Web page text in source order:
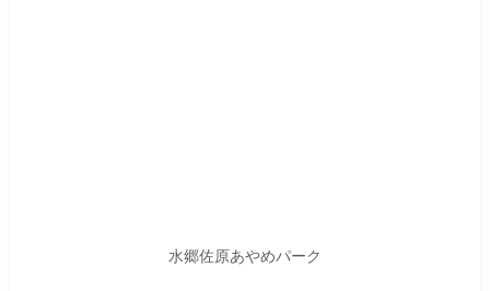
水郷佐原あやめパーク